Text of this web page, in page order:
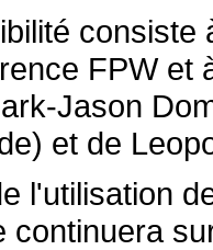
FPW et
Jason
et de
l'utilisation
continuera